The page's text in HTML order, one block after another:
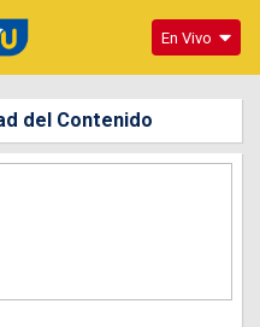
En Vivo
del Contenido